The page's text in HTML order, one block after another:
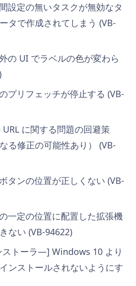
設定の無いタスクが無効なタ
タで作成されてしまう (VB-
の UI でラベルの色が変わら
プリフェッチが停止する (VB-
に関する問題の回避策
る修正の可能性あり） (VB-
タンの位置が正しくない (VB-
一定の位置に配置した拡張機
ない (VB-94622)
トーラ―] Windows 10 より
ンストールされないようにす